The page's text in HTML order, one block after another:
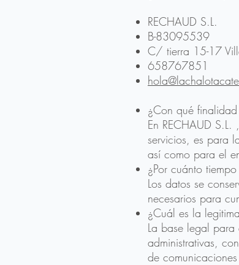
RECHAUD S.L.
B-83095539
C/ tierra 15-17
658767851
¿Con qué finalidad
En RECHAUD
servicios, es para
así como para el
¿Por cuánto
Los datos se
necesarios para
¿Cuál es la
La base legal
administrativas,
de